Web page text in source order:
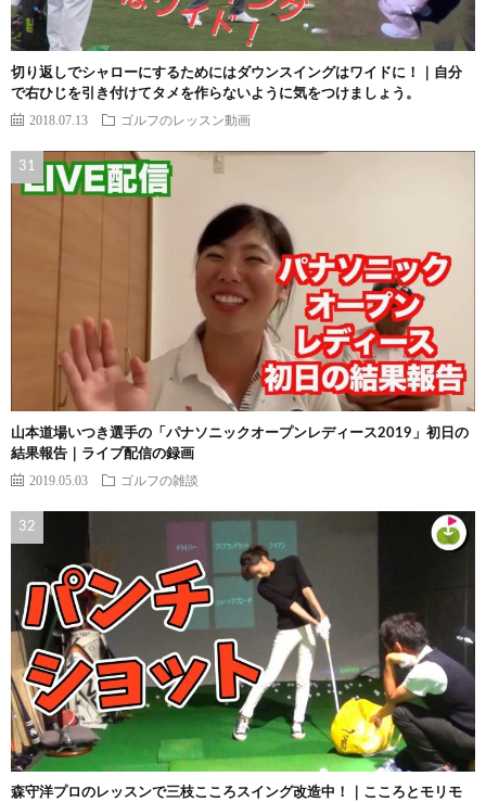
切り返しでシャローにするためにはダウンスイングはワイドに！｜自分
で右ひじを引き付けてタメを作らないように気をつけましょう。
2018.07.13 ゴルフのレッスン動画
山本道場いつき選手の「パナソニックオープンレディース2019」初日の
結果報告｜ライブ配信の録画
2019.05.03 ゴルフの雑談
森守洋プロのレッスンで三枝こころスイング改造中！｜こころとモリモ